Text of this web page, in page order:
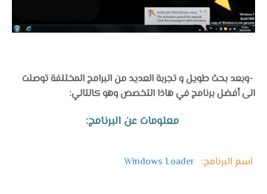
-وبعد بحث طويل و تجربة العديد من البرامج المختلفة توصلت
الى أفضل برنامج في هاذا التخصص وهو كالتالي:
معلومات عن البرنامج:
اسم البرنامج: Windows Loader